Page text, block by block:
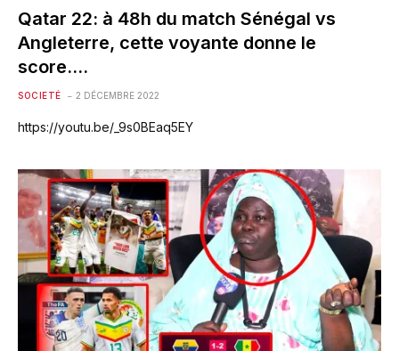
Qatar 22: à 48h du match Sénégal vs
Angleterre, cette voyante donne le
score….
SOCIETÉ 2 DÉCEMBRE 2022
https://youtu.be/_9s0BEaq5EY